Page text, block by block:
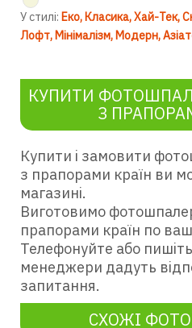
У стилі: Еко Класика Хай-Тек
Лофт Мінімалізм Модерн
КУПИТИ
З
Купити і замовити
з прапорами країн ви
магазині.
Виготовимо
прапорами країн по
Телефонуйте або
менеджери дадуть
запитання.
СХОЖІ